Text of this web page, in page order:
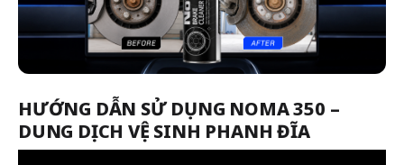
HƯỚNG DẪN SỬ DỤNG NOMA 350 –
DUNG DỊCH VỆ SINH PHANH ĐĨA